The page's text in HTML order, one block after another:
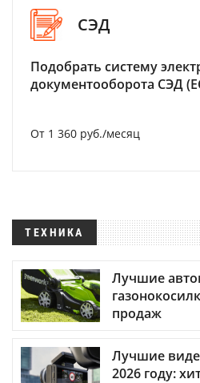
СЭД
Подобрать систему
документооборота СЭД
От 1 360 руб./месяц
ТЕХНИКА
Лучшие
продаж
Лучшие
2026 году: